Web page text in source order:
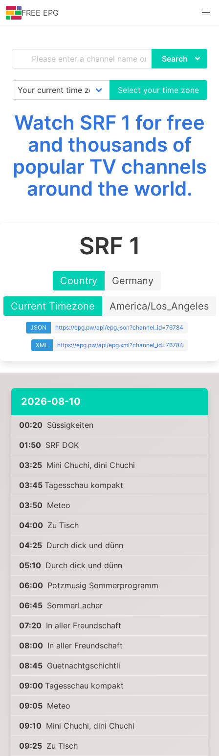
FREE EPG
Search
Select your time zone
Watch SRF 1 for free
and thousands of
popular TV channels
around the world.
SRF 1
Country Germany
Current Timezone America/Los_Angeles
JSON https://epg.pw/api/epg.json?channel_id=76784
XML https://epg.pw/api/epg.xml?channel_id=76784
2026-08-10
00:20 Süssigkeiten
01:50 SRF DOK
03:25 Mini Chuchi, dini Chuchi
03:45 Tagesschau kompakt
03:50 Meteo
04:00 Zu Tisch
04:25 Durch dick und dünn
05:10 Durch dick und dünn
06:00 Potzmusig Sommerprogramm
06:45 SommerLacher
07:20 In aller Freundschaft
08:00 In aller Freundschaft
08:45 Guetnachtgschichtli
09:00 Tagesschau kompakt
09:05 Meteo
09:10 Mini Chuchi, dini Chuchi
09:25 Zu Tisch